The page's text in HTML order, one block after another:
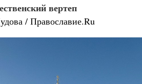
вертеп
/ Православие.Ru